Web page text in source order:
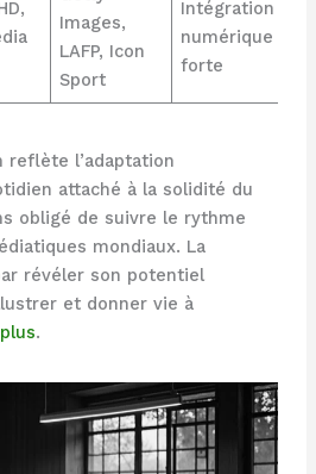
Images,
LAFP, Icon
Sport
Intégration
numérique
forte
l’adaptation
attaché à la solidité du
obligé de suivre le rythme
mondiaux. La
révéler son potentiel
et donner vie à
.